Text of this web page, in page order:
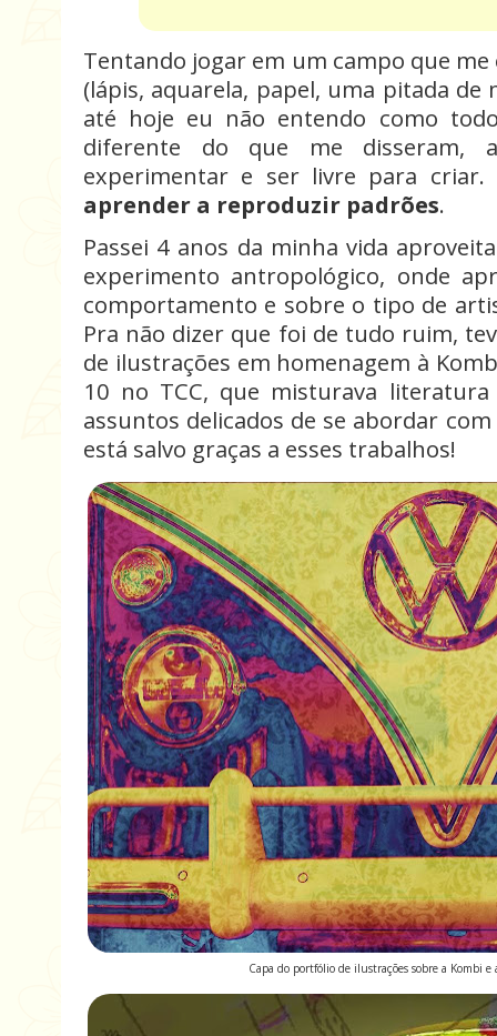
Tentando jogar em um campo que
(lápis, aquarela, papel, uma pitada de
até hoje eu não entendo como
diferente do que me disseram,
experimentar e ser livre para
aprender a reproduzir padrões.
Passei 4 anos da minha vida
experimento antropológico, onde
comportamento e sobre o tipo de
Pra não dizer que foi de tudo ruim,
de ilustrações em homenagem à
10 no TCC, que misturava
assuntos delicados de se abordar
está salvo graças a esses trabalhos!
Capa do portfólio de ilustrações sobre a Kombi